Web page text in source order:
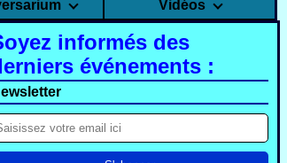
Vidéos
informés des
événements :